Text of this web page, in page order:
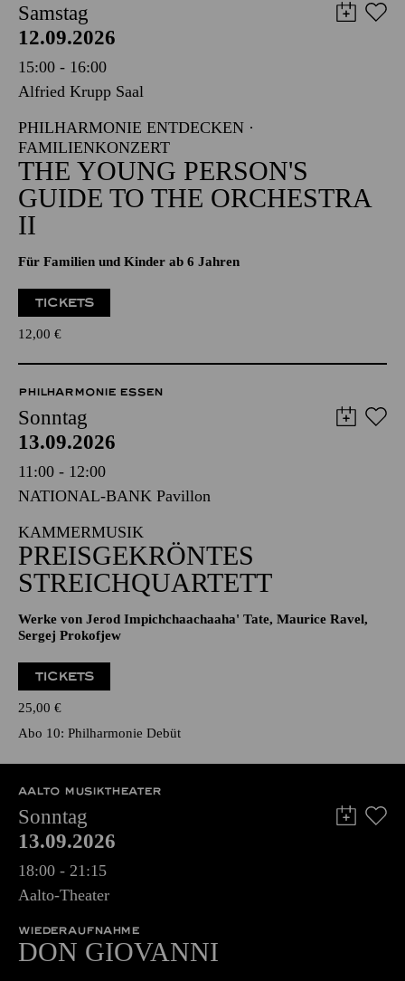
Samstag
12.09.2026
15:00 - 16:00
Alfried Krupp Saal
PHILHARMONIE ENTDECKEN ·
FAMILIENKONZERT
THE YOUNG PERSON'S
GUIDE TO THE ORCHESTRA
II
Für Familien und Kinder ab 6 Jahren
TICKETS
12,00 €
PHILHARMONIE ESSEN
Sonntag
13.09.2026
11:00 - 12:00
NATIONAL-BANK Pavillon
KAMMERMUSIK
PREISGEKRÖNTES
STREICHQUARTETT
Werke von Jerod Impichchaachaaha' Tate, Maurice Ravel,
Sergej Prokofjew
TICKETS
25,00 €
Abo 10: Philharmonie Debüt
AALTO MUSIKTHEATER
Sonntag
13.09.2026
18:00 - 21:15
Aalto-Theater
WIEDERAUFNAHME
DON GIO­VANNI